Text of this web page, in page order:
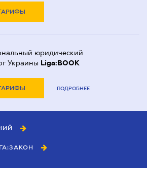
юридический
Украины Liga:BOOK
ПОДРОБНЕЕ